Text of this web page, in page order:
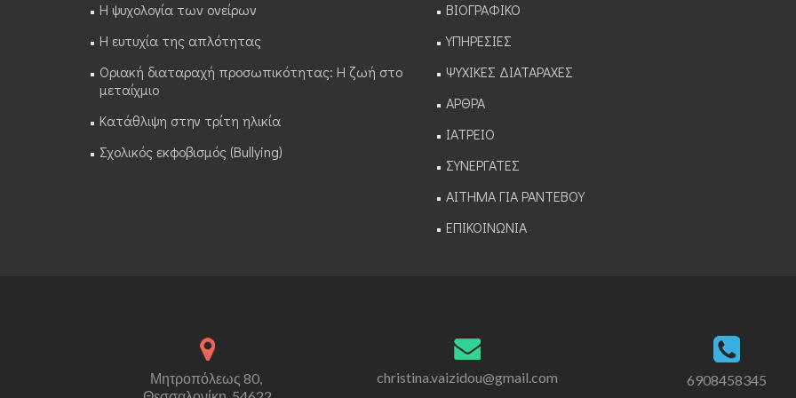
Η ψυχολογία των ονείρων
Η ευτυχία της απλότητας
Οριακή διαταραχή προσωπικότητας: Η ζωή στο
μεταίχμιο
Κατάθλιψη στην τρίτη ηλικία
Σχολικός εκφοβισμός (Bullying)
ΒΙΟΓΡΑΦΙΚΟ
ΥΠΗΡΕΣΙΕΣ
ΨΥΧΙΚΕΣ ΔΙΑΤΑΡΑΧΕΣ
ΑΡΘΡΑ
ΙΑΤΡΕΙΟ
ΣΥΝΕΡΓΑΤΕΣ
ΑΙΤΗΜΑ ΓΙΑ ΡΑΝΤΕΒΟΥ
ΕΠΙΚΟΙΝΩΝΙΑ
Μητροπόλεως 80,
christina.vaizidou@gmail.com 6908458345